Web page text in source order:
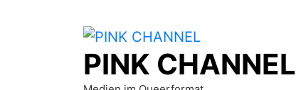
PINK CHANNEL